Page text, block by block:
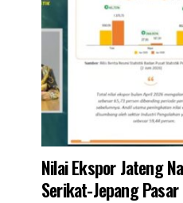
Nilai Ekspor Jateng
Serikat-Jepang